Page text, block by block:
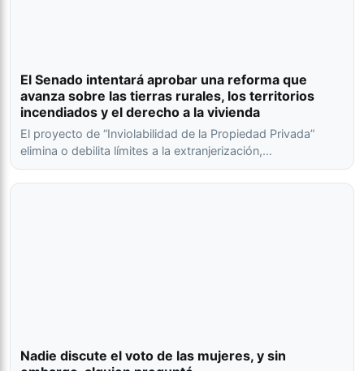
El Senado intentará aprobar una reforma que
avanza sobre las tierras rurales, los territorios
incendiados y el derecho a la vivienda
El proyecto de “Inviolabilidad de la Propiedad Privada”
elimina o debilita límites a la extranjerización,…
Nadie discute el voto de las mujeres, y sin